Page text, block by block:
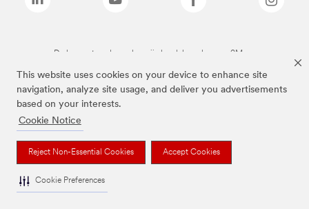
This website uses cookies on your device to enhance site
navigation, analyze site usage, and deliver you advertisements
based on your interests.
Cookie Notice
Reject Non-Essential Cookies Accept Cookies
Cookie Preferences
De bovenstaande merken zijn handelsmerken van 3M.we